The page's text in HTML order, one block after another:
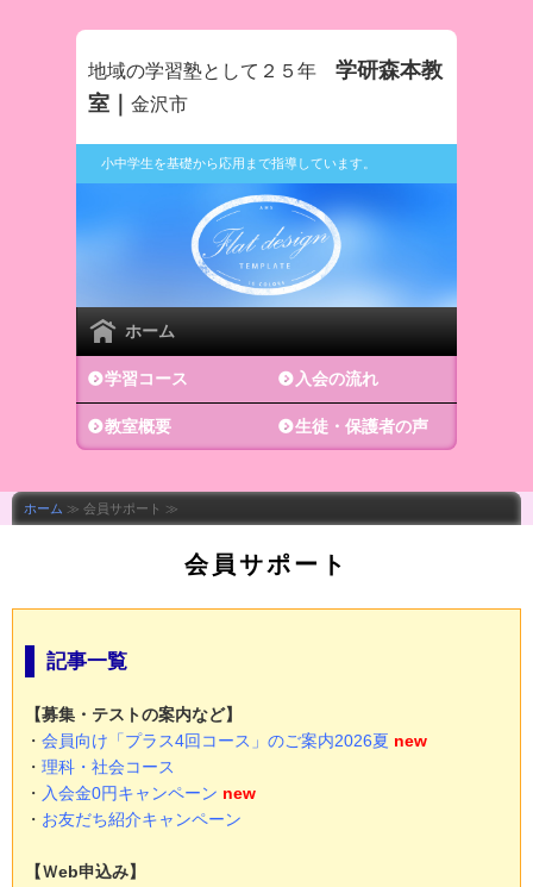
地域の学習塾として２５年 学研森本教
室｜ 金沢市
小中学生を基礎から応用まで指導しています。
ホーム
学習コース 入会の流れ
教室概要 生徒・保護者の声
ホーム ≫ 会員サポート ≫
会員サポート
記事一覧
【募集・テストの案内など】
・ 会員向け「プラス4回コース」のご案内2026夏 new
・ 理科・社会コース
・ 入会金0円キャンペーン new
・ お友だち紹介キャンペーン
【Ｗeb申込み】